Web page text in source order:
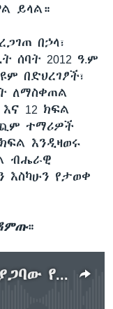
ይላል።
በኃላ፣
ሰባት 2012 ዓ.ም
በድህረገፆች፣
ለማስቀጠል
12 ክፍል
ተማሪዎች
እንዲዛወሩ
ብሔራዊ
የታወቀ
።
ወላጆችንና መምህራንን ግራ ያጋባው የ2013 ትምህርት ዘመን
available